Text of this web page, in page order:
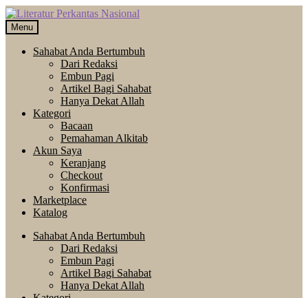
Skip
to
navigation
Langsung
ke
isi
Menu
Sahabat Anda Bertumbuh
Dari Redaksi
Embun Pagi
Artikel Bagi Sahabat
Hanya Dekat Allah
Kategori
Bacaan
Pemahaman Alkitab
Akun Saya
Keranjang
Checkout
Konfirmasi
Marketplace
Katalog
Sahabat Anda Bertumbuh
Dari Redaksi
Embun Pagi
Artikel Bagi Sahabat
Hanya Dekat Allah